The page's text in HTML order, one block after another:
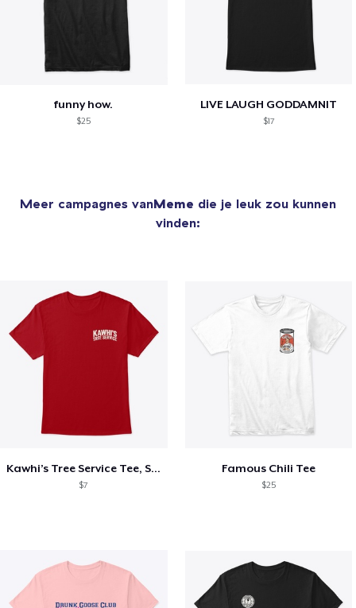
funny how.
$25
LIVE LAUGH GODDAMNIT
$17
Meer campagnes vanMeme die je leuk zou kunnen
vinden:
Kawhi’s Tree Service Tee, Shirts, Mug
$7
Famous Chili Tee
$25